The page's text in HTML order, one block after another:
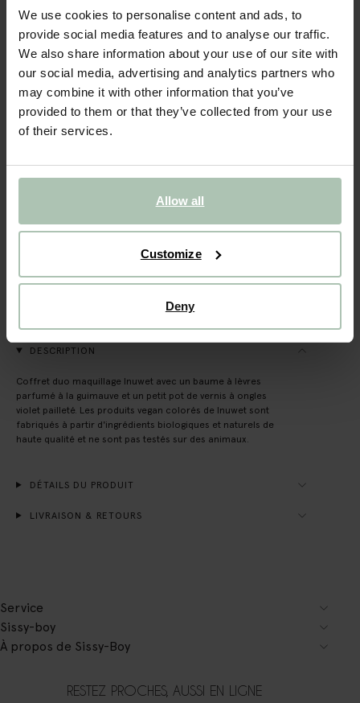
We use cookies to personalise content and ads, to
provide social media features and to analyse our traffic.
We also share information about your use of our site with
our social media, advertising and analytics partners who
may combine it with other information that you’ve
provided to them or that they’ve collected from your use
of their services.
Allow all
Customize
Deny
Inuwet Coffret duo maquillage baume à lèvres et
vernis à ongles
14.99
Taille sélectionnée: Onesize
Livraison gratuite en magasin
Payer après coup
DESCRIPTION
Coffret duo maquillage Inuwet avec un baume à lèvres
parfumé à la guimauve et un petit pot de vernis à ongles
violet pailleté. Les produits vegan colorés de Inuwet sont
fabriqués à partir d'ingrédients biologiques et naturels de
haute qualité et ne sont pas testés sur des animaux.
DÉTAILS DU PRODUIT
LIVRAISON & RETOURS
Service
Sissy-boy
À propos de Sissy-Boy
RESTEZ PROCHES, AUSSI EN LIGNE